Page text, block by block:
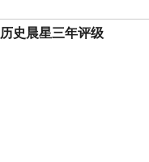
历史晨星三年评级